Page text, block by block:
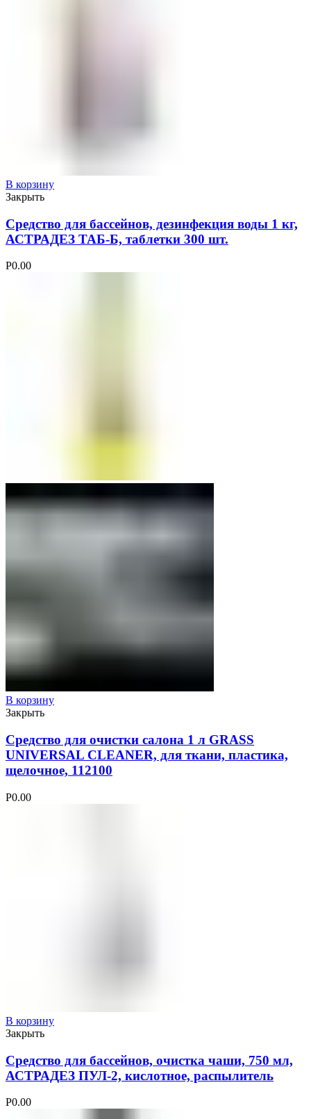
В корзину
Закрыть
Средство для бассейнов, дезинфекция воды 1 кг,
АСТРАДЕЗ ТАБ-Б, таблетки 300 шт.
Р0.00
В корзину
Закрыть
Средство для очистки салона 1 л GRASS
UNIVERSAL CLEANER, для ткани, пластика,
щелочное, 112100
Р0.00
В корзину
Закрыть
Средство для бассейнов, очистка чаши, 750 мл,
АСТРАДЕЗ ПУЛ-2, кислотное, распылитель
Р0.00